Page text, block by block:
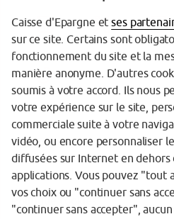
Garantie des Dépôts
Protection des données
Caisse d'Epargne etses
sur ce site. Certains sont
fonctionnement du site et la
manière anonyme. D'autres
soumis à votre accord. Ils nous
votre expérience sur le site,
commerciale suite à votre
vidéo, ou encore personnaliser
diffusées sur Internet en
applications. Vous pouvez "tout
vos choix ou "continuer sans
"continuer sans accepter",